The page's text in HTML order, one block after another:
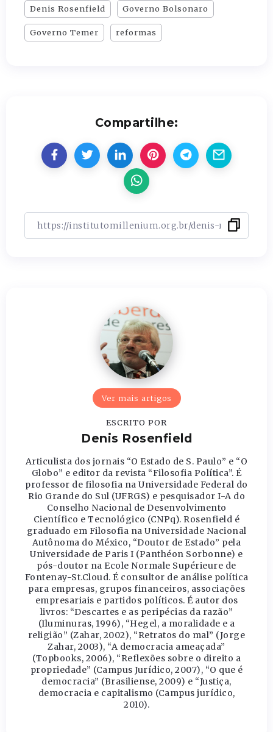
Denis Rosenfield Governo Bolsonaro
Governo Temer reformas
Compartilhe:
Ver mais artigos
ESCRITO POR
Denis Rosenfield
Articulista dos jornais “O Estado de S. Paulo” e “O
Globo” e editor da revista “Filosofia Política”. É
professor de filosofia na Universidade Federal do
Rio Grande do Sul (UFRGS) e pesquisador I-A do
Conselho Nacional de Desenvolvimento
Científico e Tecnológico (CNPq). Rosenfield é
graduado em Filosofia na Universidade Nacional
Autônoma do México, “Doutor de Estado” pela
Universidade de Paris I (Panthéon Sorbonne) e
pós-doutor na Ecole Normale Supérieure de
Fontenay-St.Cloud. É consultor de análise política
para empresas, grupos financeiros, associações
empresariais e partidos políticos. É autor dos
livros: “Descartes e as peripécias da razão”
(Iluminuras, 1996), “Hegel, a moralidade e a
religião” (Zahar, 2002), “Retratos do mal” (Jorge
Zahar, 2003), “A democracia ameaçada”
(Topbooks, 2006), “Reflexões sobre o direito a
propriedade” (Campus Jurídico, 2007), “O que é
democracia” (Brasiliense, 2009) e “Justiça,
democracia e capitalismo (Campus jurídico,
2010).